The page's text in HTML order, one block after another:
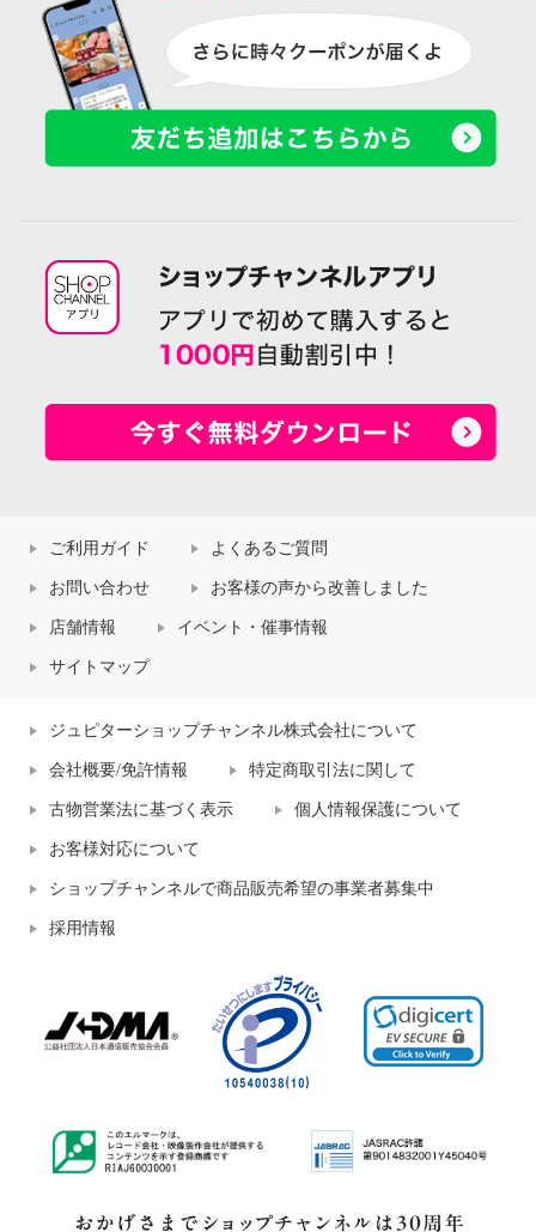
ご利用ガイド よくあるご質問
お問い合わせ お客様の声から改善しました
店舗情報 イベント・催事情報
サイトマップ
ジュピターショップチャンネル株式会社について
会社概要/免許情報 特定商取引法に関して
古物営業法に基づく表示 個人情報保護について
お客様対応について
ショップチャンネルで商品販売希望の事業者募集中
採用情報